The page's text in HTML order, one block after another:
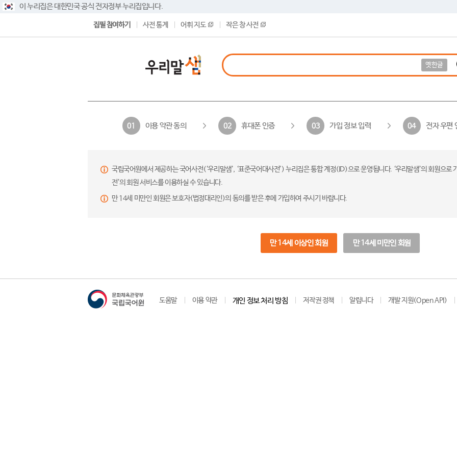
이 누리집은 대한민국 공식 전자정부 누리집입니다.
집필 참여하기 사전 통계 어휘 지도 작은 창 사전
옛한글
01 이용 약관 동의 02 휴대폰 인증 03 가입 정보 입력 04 전자 우편
국립국어원에서 제공하는 국어사전(‘우리말샘’, ‘표준국어대사전’) 누리집은 통합 계정(ID)으로 운영됩니다. ‘우리말샘’의 회원으
전’의 회원 서비스를 이용하실 수 있습니다.
만 14세 미만인 회원은 보호자(법정대리인)의 동의를 받은 후에 가입하여 주시기 바랍니다.
만 14세 이상인 회원 만 14세 미만인 회원
도움말 이용 약관 개인 정보 처리 방침 저작권 정책 알립니다 개발 지원(Open API)